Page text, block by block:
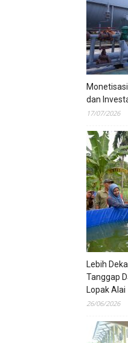
dan
17/07/2026
Lebih
Tanggap
Lopak Alai
26/06/2026